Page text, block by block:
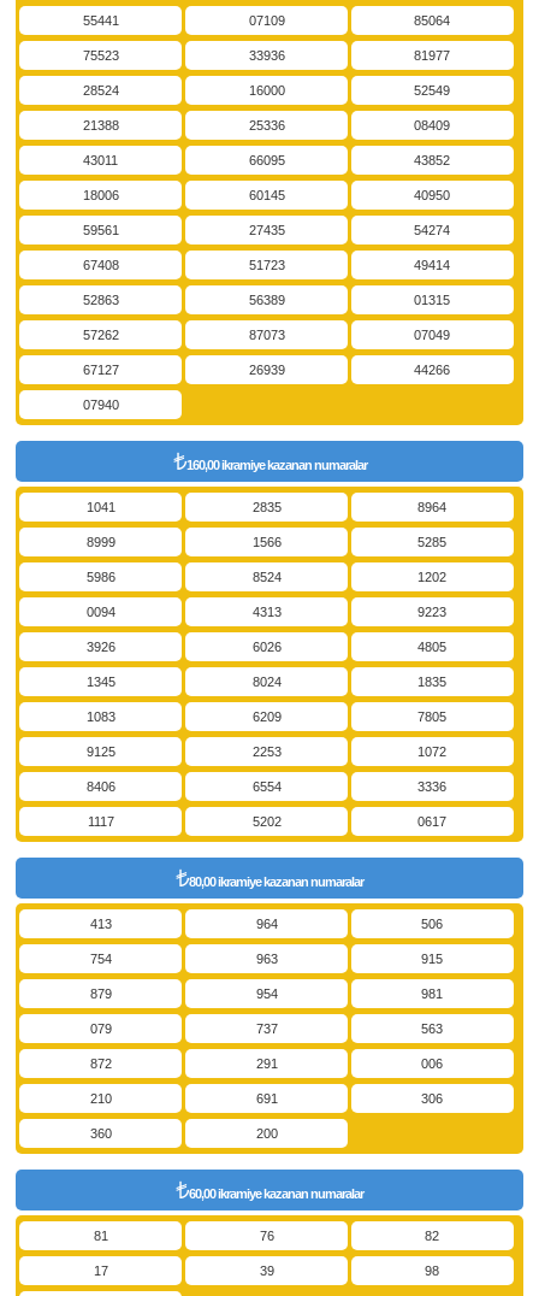
55441 07109 85064
75523 33936 81977
28524 16000 52549
21388 25336 08409
43011 66095 43852
18006 60145 40950
59561 27435 54274
67408 51723 49414
52863 56389 01315
57262 87073 07049
67127 26939 44266
07940
160,00 ikramiye kazanan numaralar
1041 2835 8964
8999 1566 5285
5986 8524 1202
0094 4313 9223
3926 6026 4805
1345 8024 1835
1083 6209 7805
9125 2253 1072
8406 6554 3336
1117 5202 0617
80,00 ikramiye kazanan numaralar
413 964 506
754 963 915
879 954 981
079 737 563
872 291 006
210 691 306
360 200
60,00 ikramiye kazanan numaralar
81 76 82
17 39 98